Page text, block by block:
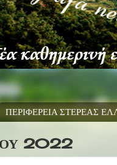
ΠΕΡΙΦΕΡΕΙΑ ΣΤΕΡΕΑΣ
2022